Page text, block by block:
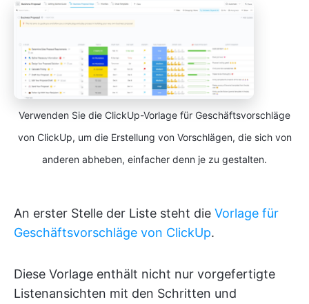
Verwenden Sie die ClickUp-Vorlage für Geschäftsvorschläge
von ClickUp, um die Erstellung von Vorschlägen, die sich von
anderen abheben, einfacher denn je zu gestalten.
An erster Stelle der Liste steht die Vorlage für
Geschäftsvorschläge von ClickUp.
Diese Vorlage enthält nicht nur vorgefertigte
Listenansichten mit den Schritten und